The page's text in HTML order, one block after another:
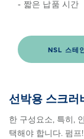
- 짧은 납품 시간
NSL 스테
선박용 스크러
한 구성요소, 특히,
택해야 합니다. 펌프!